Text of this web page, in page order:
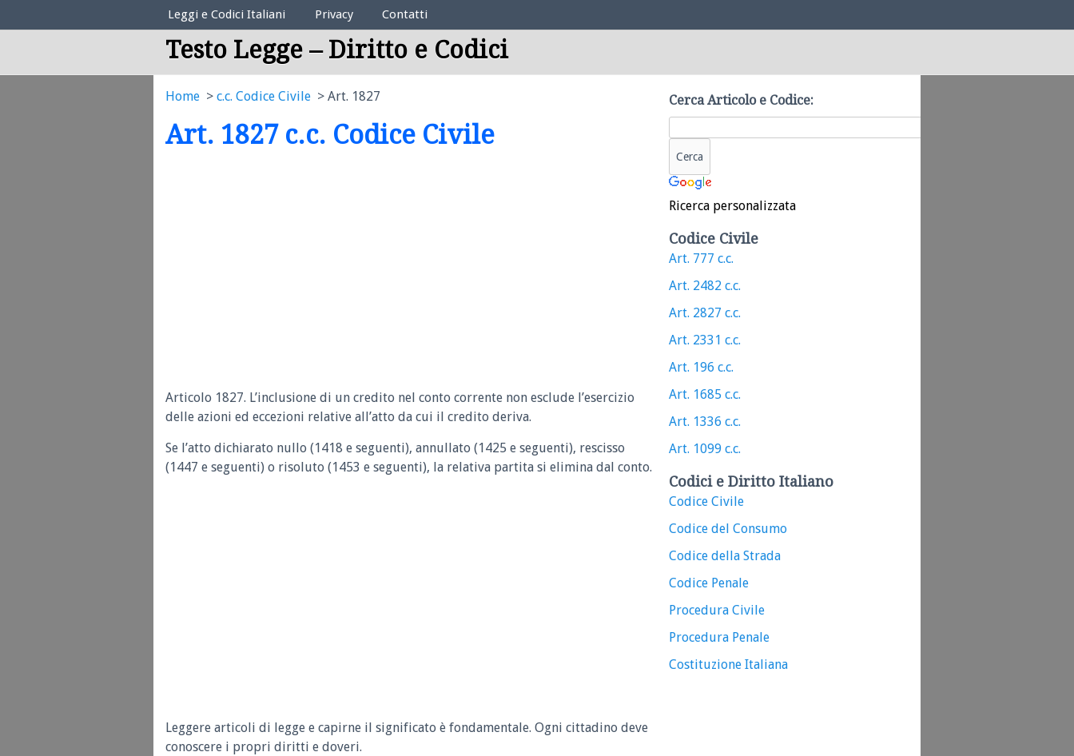
Elenco Codici Legali
Leggi e Codici Italiani Privacy Contatti
Testo Legge – Diritto e Codici
Home c.c. Codice Civile Art. 1827
Art. 1827 c.c. Codice Civile
Articolo 1827. L’inclusione di un credito nel conto corrente non esclude l’esercizio
delle azioni ed eccezioni relative all’atto da cui il credito deriva.
Se l’atto dichiarato nullo (1418 e seguenti), annullato (1425 e seguenti), rescisso
(1447 e seguenti) o risoluto (1453 e seguenti), la relativa partita si elimina dal conto.
Leggere articoli di legge e capirne il significato è fondamentale. Ogni cittadino deve
conoscere i propri diritti e doveri.
Cerca Articolo e Codice:
Ricerca personalizzata
Codice Civile
Art. 777 c.c.
Art. 2482 c.c.
Art. 2827 c.c.
Art. 2331 c.c.
Art. 196 c.c.
Art. 1685 c.c.
Art. 1336 c.c.
Art. 1099 c.c.
Codici e Diritto Italiano
Codice Civile
Codice del Consumo
Codice della Strada
Codice Penale
Procedura Civile
Procedura Penale
Costituzione Italiana